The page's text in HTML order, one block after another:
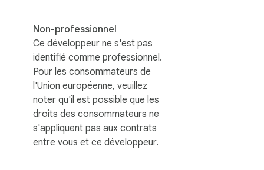
votre esprit de guerrier et vous défie
pour devenir le champion mondial de
l'installez pour la première fois, où vous
Non-professionnel
Ce développeur ne s'est pas
identifié comme professionnel.
Pour les consommateurs de
l'Union européenne, veuillez
noter qu'il est possible que les
droits des consommateurs ne
s'appliquent pas aux contrats
entre vous et ce développeur.